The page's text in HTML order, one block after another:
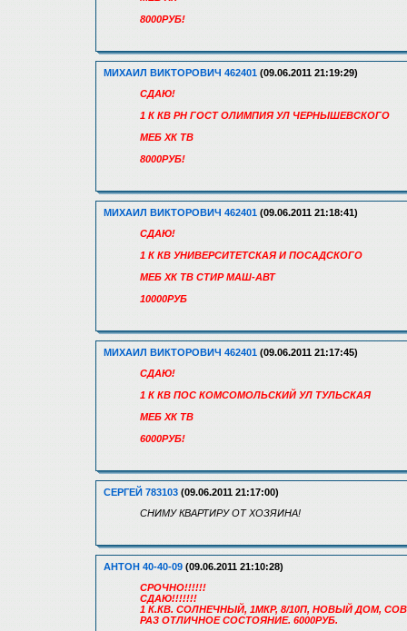
8000РУБ!
МИХАИЛ ВИКТОРОВИЧ 462401 (09.06.2011 21:19:29)
СДАЮ!
1 К КВ РН ГОСТ ОЛИМПИЯ УЛ ЧЕРНЫШЕВСКОГО
МЕБ ХК ТВ
8000РУБ!
МИХАИЛ ВИКТОРОВИЧ 462401 (09.06.2011 21:18:41)
СДАЮ!
1 К КВ УНИВЕРСИТЕТСКАЯ И ПОСАДСКОГО
МЕБ ХК ТВ СТИР МАШ-АВТ
10000РУБ
МИХАИЛ ВИКТОРОВИЧ 462401 (09.06.2011 21:17:45)
СДАЮ!
1 К КВ ПОС КОМСОМОЛЬСКИЙ УЛ ТУЛЬСКАЯ
МЕБ ХК ТВ
6000РУБ!
СЕРГЕЙ 783103 (09.06.2011 21:17:00)
СНИМУ КВАРТИРУ ОТ ХОЗЯИНА!
АНТОН 40-40-09 (09.06.2011 21:10:28)
СРОЧНО!!!!!!
СДАЮ!!!!!!!
1 К.КВ. СОЛНЕЧНЫЙ, 1МКР, 8/10П, НОВЫЙ ДОМ,
РАЗ ОТЛИЧНОЕ СОСТОЯНИЕ. 6000РУБ.